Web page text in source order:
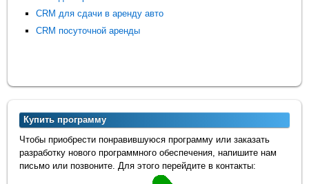
CRM для сдачи в аренду авто
CRM посуточной аренды
Купить программу
Чтобы приобрести понравившуюся программу или заказать
разработку нового программного обеспечения, напишите нам
письмо или позвоните. Для этого перейдите в контакты: